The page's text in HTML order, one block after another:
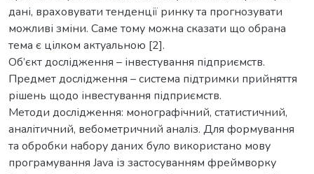
дані, враховувати тенденції ринку та прогнозувати
можливі зміни. Саме тому можна сказати що обрана
тема є цілком актуальною [2].
Об’єкт дослідження – інвестування підприємств.
Предмет дослідження – система підтримки прийняття
рішень щодо інвестування підприємств.
Методи дослідження: монографічний, статистичний,
аналітичний, вебометричний аналіз. Для формування
та обробки набору даних було використано мову
програмування Java із застосуванням фреймворку